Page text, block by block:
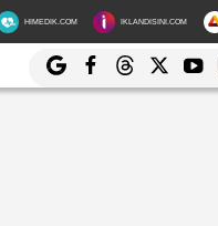
HIMEDIK.COM IKLANDISINI.COM